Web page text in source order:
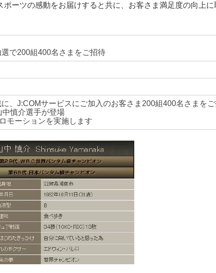
ーツの感動をお届けすると共に、お客さま満足度の向上に
で200組400名さまをご招待
、J:COMサービスにご加入のお客さま200組400名さまを
慎介選手が登場
モーションを実施します